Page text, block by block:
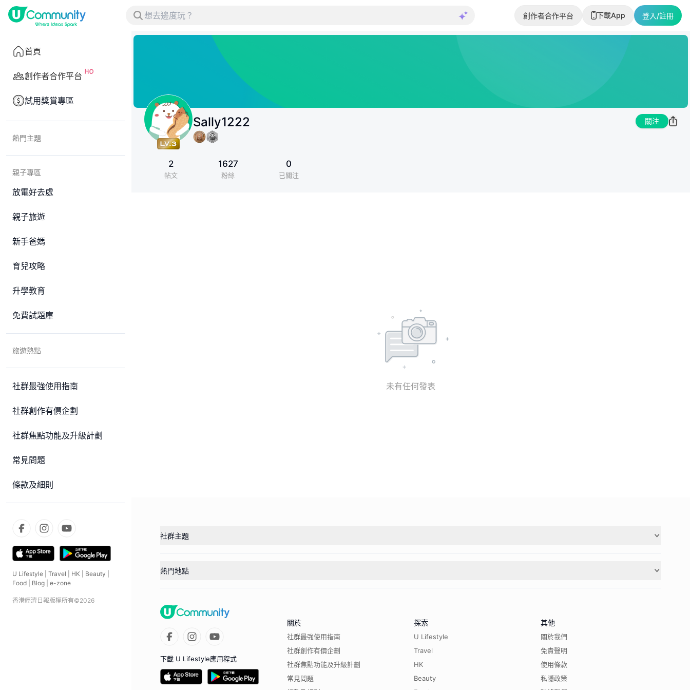
創作者合作平台 下載App 登入/註冊
首頁
創作者合作平台
試用獎賞專區
熱門主題
親子專區
放電好去處
親子旅遊
新手爸媽
育兒攻略
升學教育
免費試題庫
旅遊熱點
社群最強使用指南
社群創作有價企劃
社群焦點功能及升級計劃
常見問題
條款及細則
U Lifestyle Travel HK Beauty
Food
Blog e-zone
香港經濟日報版權所有©2026
Sally1222 關注
2
帖文
1627
粉絲
0
已關注
未有任何發表
社群主題
熱門地點
下載 U Lifestyle應用程式
關於
社群最強使用指南
社群創作有價企劃
社群焦點功能及升級計劃
常見問題
探索
U Lifestyle
Travel
HK
Beauty
其他
關於我們
免責聲明
使用條款
私隱政策